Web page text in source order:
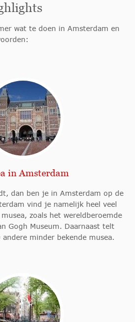
wat te doen in Amsterdam en
in Amsterdam
dan ben je in Amsterdam op de
vind je namelijk heel veel
zoals het wereldberoemde
Gogh Museum. Daarnaast telt
minder bekende musea.